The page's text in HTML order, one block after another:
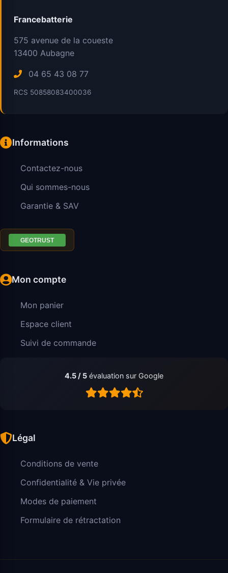
Francebatterie
575 avenue de la coueste
13400 Aubagne
04 65 43 08 77
RCS 50858083400036
Informations
Contactez-nous
Qui sommes-nous
Garantie & SAV
Mon compte
Mon panier
Espace client
Suivi de commande
4.5 / 5 évaluation sur Google
Légal
Conditions de vente
Confidentialité & Vie privée
Modes de paiement
Formulaire de rétractation